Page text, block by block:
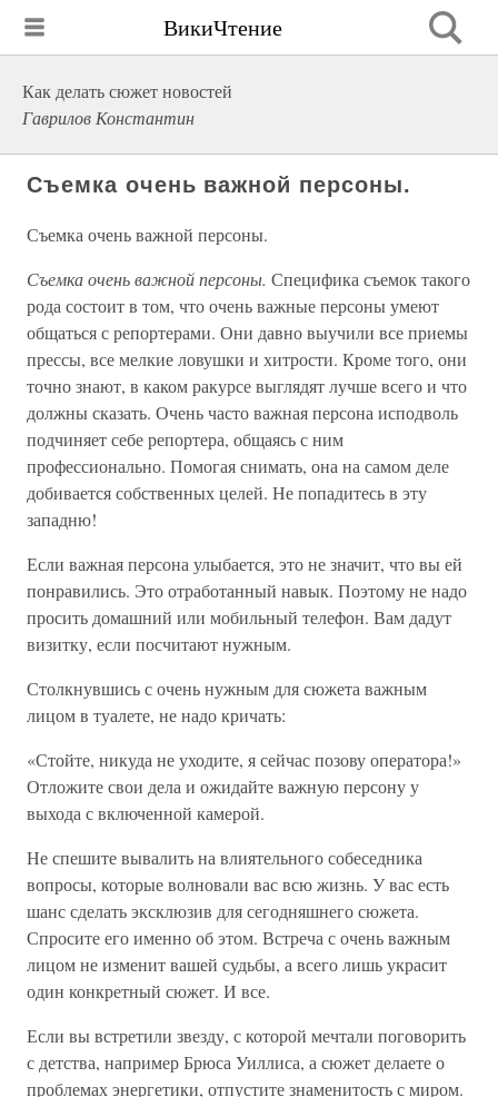
ВикиЧтение
Как делать сюжет новостей
Гаврилов Константин
Съемка очень важной персоны.
Съемка очень важной персоны.
Съемка очень важной персоны. Специфика съемок такого
рода состоит в том, что очень важные персоны умеют
общаться с репортерами. Они давно выучили все приемы
прессы, все мелкие ловушки и хитрости. Кроме того, они
точно знают, в каком ракурсе выглядят лучше всего и что
должны сказать. Очень часто важная персона исподволь
подчиняет себе репортера, общаясь с ним
профессионально. Помогая снимать, она на самом деле
добивается собственных целей. Не попадитесь в эту
западню!
Если важная персона улыбается, это не значит, что вы ей
понравились. Это отработанный навык. Поэтому не надо
просить домашний или мобильный телефон. Вам дадут
визитку, если посчитают нужным.
Столкнувшись с очень нужным для сюжета важным
лицом в туалете, не надо кричать:
«Стойте, никуда не уходите, я сейчас позову оператора!»
Отложите свои дела и ожидайте важную персону у
выхода с включенной камерой.
Не спешите вывалить на влиятельного собеседника
вопросы, которые волновали вас всю жизнь. У вас есть
шанс сделать эксклюзив для сегодняшнего сюжета.
Спросите его именно об этом. Встреча с очень важным
лицом не изменит вашей судьбы, а всего лишь украсит
один конкретный сюжет. И все.
Если вы встретили звезду, с которой мечтали поговорить
с детства, например Брюса Уиллиса, а сюжет делаете о
проблемах энергетики, отпустите знаменитость с миром.